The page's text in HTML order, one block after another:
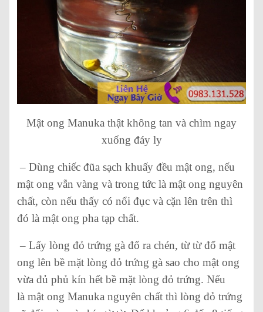
Mật ong Manuka thật không tan và chìm ngay
xuống đáy ly
– Dùng chiếc đũa sạch khuấy đều mật ong, nếu
mật ong vẫn vàng và trong tức là mật ong nguyên
chất, còn nếu thấy có nổi đục và cặn lên trên thì
đó là mật ong pha tạp chất.
– Lấy lòng đỏ trứng gà đổ ra chén, từ từ đổ mật
ong lên bề mặt lòng đỏ trứng gà sao cho mật ong
vừa đủ phủ kín hết bề mặt lòng đỏ trứng. Nếu
là mật ong Manuka nguyên chất thì lòng đỏ trứng